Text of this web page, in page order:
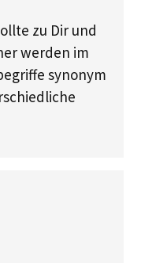
zu Dir und
werden im
synonym